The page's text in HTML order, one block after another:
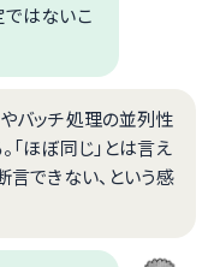
ではないこ
バッチ処理の並列性
「ほぼ同じ」とは言え
言できない、という感